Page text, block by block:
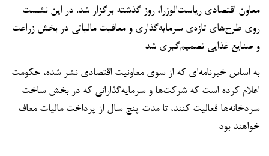
معاون اقتصادی ریاست‌الوزرا، روز گذشته برگزار شد. در این نشست
روی طرح‌های تازه‌ی سرمایه‌گذاری و معافیت مالیاتی در بخش زراعت
و صنایع غذایی تصمیم‌گیری شد
به اساس خبرنامه‌ای که از سوی معاونیت اقتصادی نشر شده، حکومت
اعلام کرده است که شرکت‌ها و سرمایه‌گذارانی که در بخش ساخت
سردخانه‌ها فعالیت کنند، تا مدت پنج سال از پرداخت مالیات معاف
خواهند بود